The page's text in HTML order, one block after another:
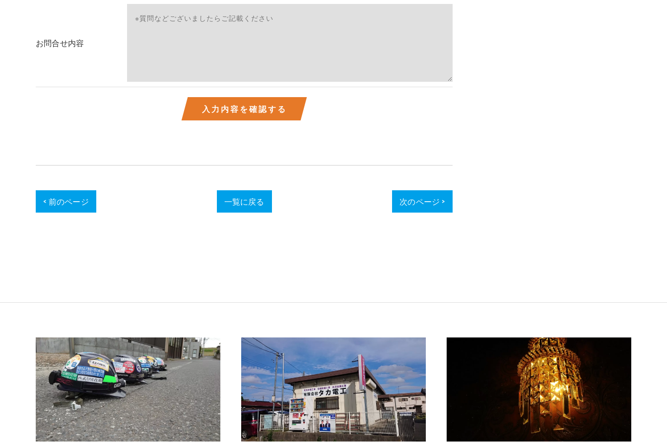
お問合せ内容
< 前のページ 一覧に戻る 次のページ >